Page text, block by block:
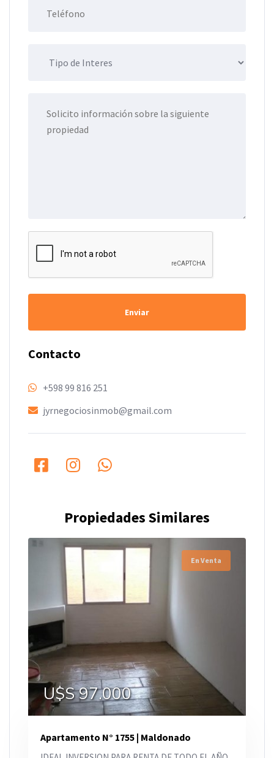
Enviar
Contacto
+598 99 816 251
jyrnegociosinmob@gmail.com
Propiedades Similares
En Venta
U$S 97.000
Apartamento N° 1755 | Maldonado